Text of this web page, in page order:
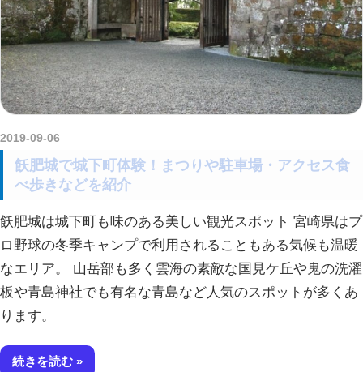
2019-09-06
飫肥城で城下町体験！まつりや駐車場・アクセス食
べ歩きなどを紹介
飫肥城は城下町も味のある美しい観光スポット 宮崎県はプ
ロ野球の冬季キャンプで利用されることもある気候も温暖
なエリア。 山岳部も多く雲海の素敵な国見ケ丘や鬼の洗濯
板や青島神社でも有名な青島など人気のスポットが多くあ
ります。
続きを読む